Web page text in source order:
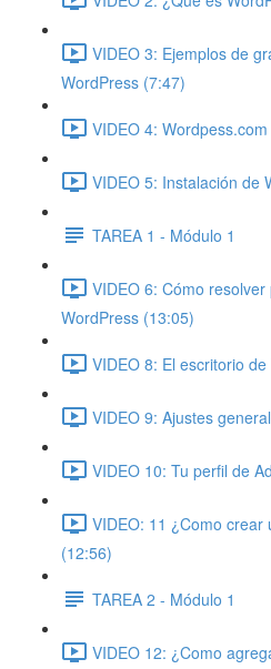
VIDEO 3: Ejemplos de
WordPress (7:47)
VIDEO 4:
VIDEO 5: Instalación de
TAREA 1 - Módulo 1
VIDEO 6: Cómo
WordPress (13:05)
VIDEO 8: El escritorio
VIDEO 9: Ajustes
VIDEO 10: Tu perfil de
VIDEO: 11 ¿Como
(12:56)
TAREA 2 - Módulo 1
VIDEO 12: ¿Como